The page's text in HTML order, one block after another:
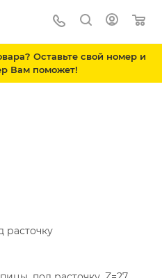
Оставьте свой номер и
Вам поможет!
расточку